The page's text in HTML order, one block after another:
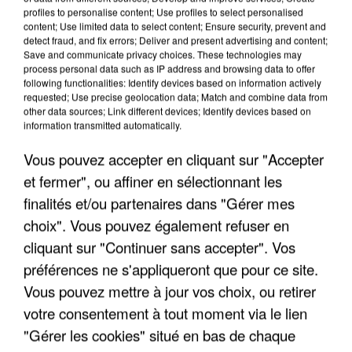
LES INTERVIEWS CHANTE
FRANCE
Voir plus
"JE SUIS À DISPOSITION DES
ENFOIRÉS"
"ON N'EST PAS DES PARENTS
PARFAITS"
profiles to personalise content; Use profiles to select personalised
content; Use limited data to select content; Ensure security, prevent and
detect fraud, and fix errors; Deliver and present advertising and content;
Save and communicate privacy choices. These technologies may
process personal data such as IP address and browsing data to offer
following functionalities: Identify devices based on information actively
requested; Use precise geolocation data; Match and combine data from
other data sources; Link different devices; Identify devices based on
information transmitted automatically.
Vous pouvez accepter en cliquant sur "Accepter
et fermer", ou affiner en sélectionnant les
finalités et/ou partenaires dans "Gérer mes
choix". Vous pouvez également refuser en
cliquant sur "Continuer sans accepter". Vos
préférences ne s'appliqueront que pour ce site.
Vous pouvez mettre à jour vos choix, ou retirer
votre consentement à tout moment via le lien
"Gérer les cookies" situé en bas de chaque